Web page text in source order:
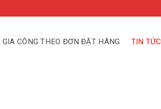
GIA CÔNG THEO ĐƠN ĐẶT HÀNG TIN TỨC